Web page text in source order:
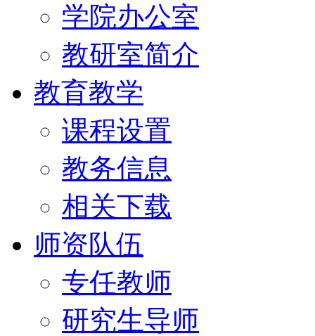
学院办公室
教研室简介
教育教学
课程设置
教务信息
相关下载
师资队伍
专任教师
研究生导师